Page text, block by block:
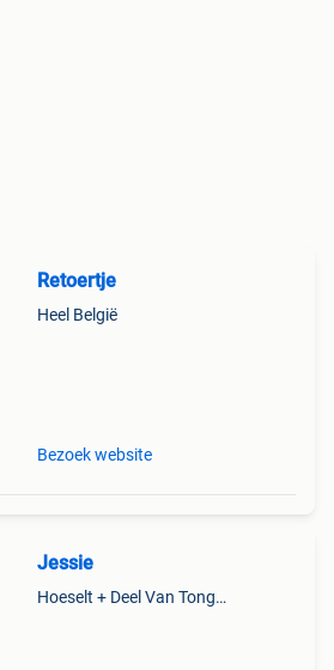
Retoertje
Heel België
Bezoek website
Jessie
Hoeselt + Deel Van Tongeren